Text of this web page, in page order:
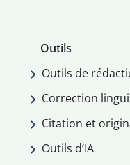
Outils
Outils de
Correction
Citation et
Outils d’IA